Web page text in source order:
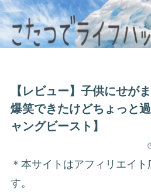
【レビュー】子供にせが
爆笑できたけどちょっと
ャングビースト】
＊本サイトはアフィリエイ
す。